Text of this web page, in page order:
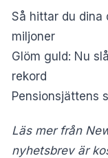
Så hittar du dina
miljoner
Glöm guld: Nu
rekord
Pensionsjättens
Läs mer från
nyhetsbrev är